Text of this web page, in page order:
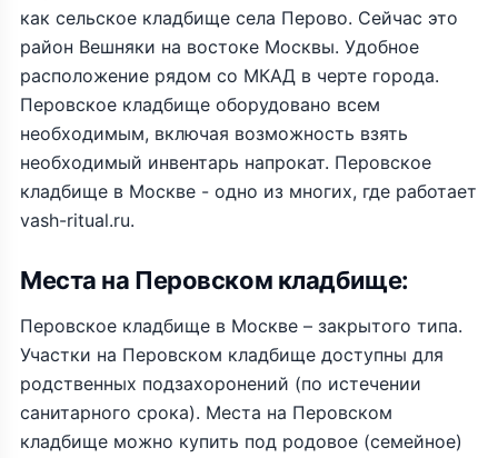
как сельское кладбище села Перово. Сейчас это
район Вешняки на востоке Москвы. Удобное
расположение рядом со МКАД в черте города.
Перовское кладбище оборудовано всем
необходимым, включая возможность взять
необходимый инвентарь напрокат. Перовское
кладбище в Москве - одно из многих, где работает
vash-ritual.ru.
Места на Перовском кладбище:
Перовское кладбище в Москве – закрытого типа.
Участки на Перовском кладбище доступны для
родственных подзахоронений (по истечении
санитарного срока). Места на Перовском
кладбище можно купить под родовое (семейное)